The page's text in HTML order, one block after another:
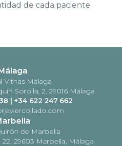
de cada paciente
Vithas Málaga
Sorolla, 2, 29016 Málaga
| +34 622 247 662
de Marbella
29603 Marbella, Málaga